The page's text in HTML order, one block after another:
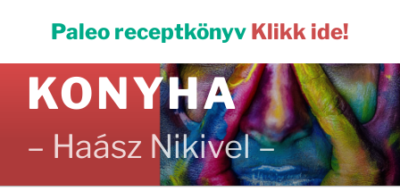
Paleo receptkönyv Klikk ide!
PALEO
KONYHA
– Haász Nikivel –